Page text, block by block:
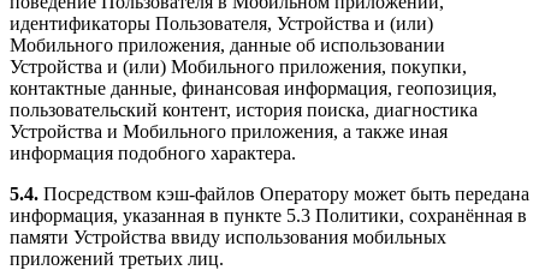
идентификаторы Пользователя, Устройства и (или)
Мобильного приложения, данные об использовании
Устройства и (или) Мобильного приложения, покупки,
контактные данные, финансовая информация, геопозиция,
пользовательский контент, история поиска, диагностика
Устройства и Мобильного приложения, а также иная
информация подобного характера.
5.4. Посредством кэш-файлов Оператору может быть передана
информация, указанная в пункте 5.3 Политики, сохранённая в
памяти Устройства ввиду использования мобильных
приложений третьих лиц.